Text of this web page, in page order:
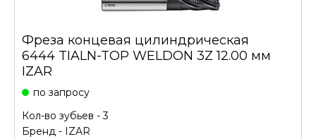
Фреза концевая цилиндрическая
6444 TIALN-TOP WELDON 3Z 12.00 мм
IZAR
по запросу
Кол-во зубьев - 3
Бренд - IZAR